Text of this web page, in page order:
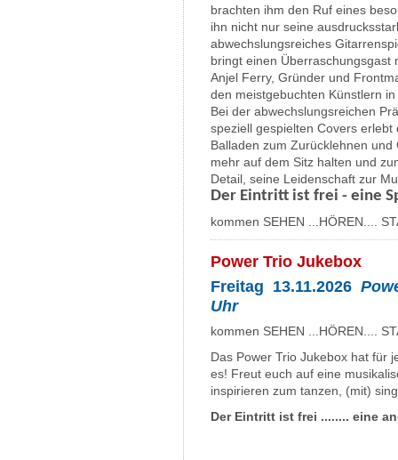
brachten ihm den Ruf eines
ihn nicht nur seine
abwechslungsreiches
bringt einen Überraschungsgast
Anjel Ferry, Gründer und
den meistgebuchten Künstlern
Bei der abwechslungsreichen
speziell gespielten Covers
Balladen zum Zurücklehnen
mehr auf dem Sitz halten und
Detail, seine Leidenschaft zur
Der Eintritt ist frei - eine
kommen SEHEN ...HÖREN....
Power Trio Jukebox
Freitag 13.11.2026
Uhr
kommen SEHEN ...HÖREN....
Das Power Trio Jukebox hat für
es! Freut euch auf eine
inspirieren zum tanzen, (mit)
Der Eintritt ist frei ........ eine